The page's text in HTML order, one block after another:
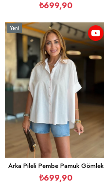
₺699,90
Arka Pileli Pembe Pamuk Gömlek
₺699,90
Yeni